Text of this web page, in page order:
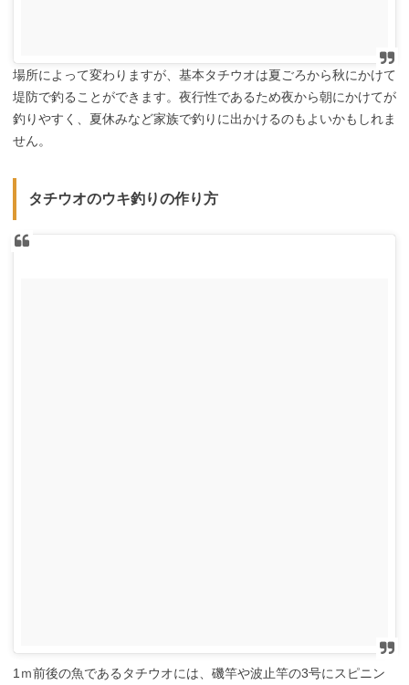
場所によって変わりますが、基本タチウオは夏ごろから秋にかけて
堤防で釣ることができます。夜行性であるため夜から朝にかけてが
釣りやすく、夏休みなど家族で釣りに出かけるのもよいかもしれま
せん。
タチウオのウキ釣りの作り方
1ｍ前後の魚であるタチウオには、磯竿や波止竿の3号にスピニン